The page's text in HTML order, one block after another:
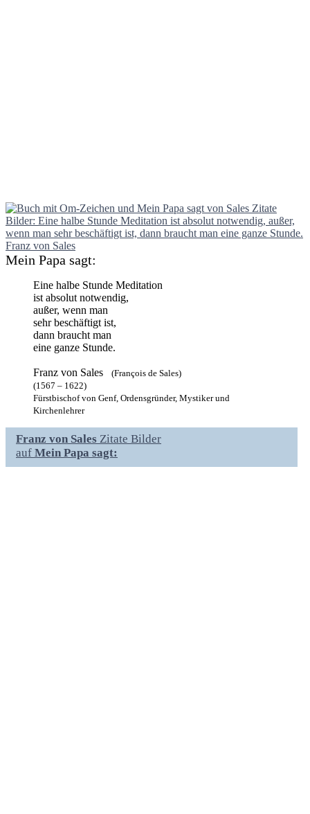
Mein Papa sagt:
Eine halbe Stunde Meditation
ist absolut notwendig,
außer, wenn man
sehr beschäftigt ist,
dann braucht man
eine ganze Stunde.
Franz von Sales (François de Sales)
(1567 – 1622)
Fürstbischof von Genf, Ordensgründer, Mystiker und
Kirchenlehrer
Franz von Sales Zitate Bilder
auf Mein Papa sagt: